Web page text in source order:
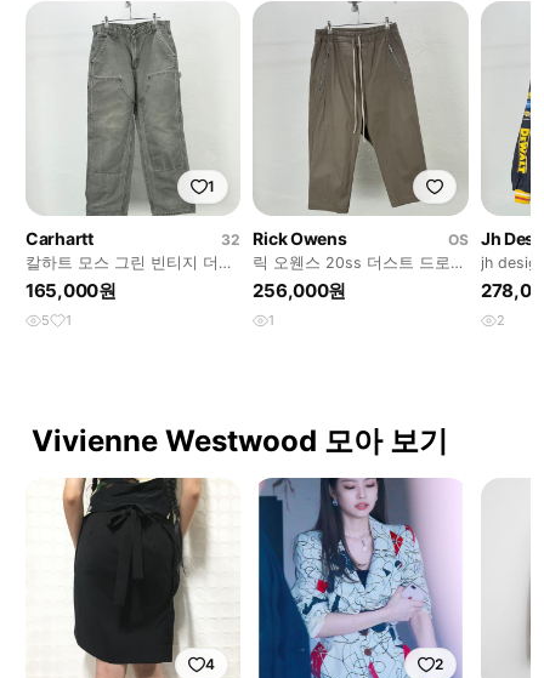
1
Carhartt
32
칼하트 모스 그린 빈티지 더블
니 워크 팬츠
165,000원
5 1
Rick Owens
OS
릭 오웬스 20ss 더스트 드로우
스트링 크롭 코튼 팬츠
256,000원
1
Jh
jh
팀 로고
2
Vivienne Westwood 모아 보기
4 2